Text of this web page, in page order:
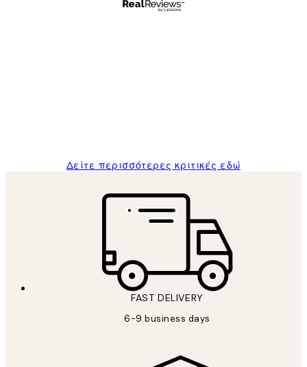
Δείτε περισσότερες κριτικές εδώ
FAST DELIVERY
6-9 business days